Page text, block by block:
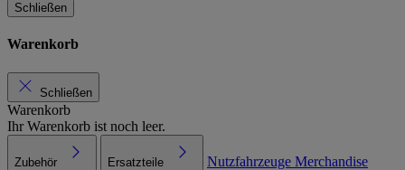
Schließen
Warenkorb
Schließen
Warenkorb
Ihr Warenkorb ist noch leer.
Zubehör Ersatzteile Nutzfahrzeuge Merchandise